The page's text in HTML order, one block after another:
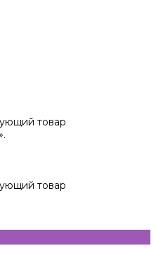
товар
товар